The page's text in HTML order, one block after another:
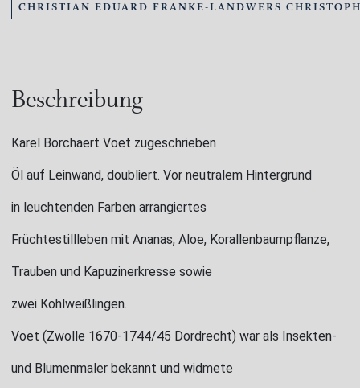
CHRISTIAN EDUARD FRANKE-LANDWERS
Beschreibung
Karel Borchaert Voet zugeschrieben
Öl auf Leinwand, doubliert. Vor neutralem Hintergrund
in leuchtenden Farben arrangiertes
Früchtestillleben mit Ananas, Aloe, Korallenbaumpflanze,
Trauben und Kapuzinerkresse sowie
zwei Kohlweißlingen.
Voet (Zwolle 1670-1744/45 Dordrecht) war als Insekten-
und Blumenmaler bekannt und widmete